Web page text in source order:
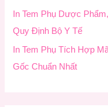
In Tem Phụ Dược
Quy Định Bộ Y Tế
In Tem Phụ Tích Hợp
Gốc Chuẩn Nhất